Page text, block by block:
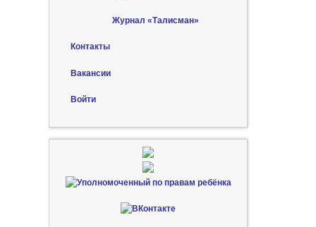
Журнал «Талисман»
Контакты
Вакансии
Войти